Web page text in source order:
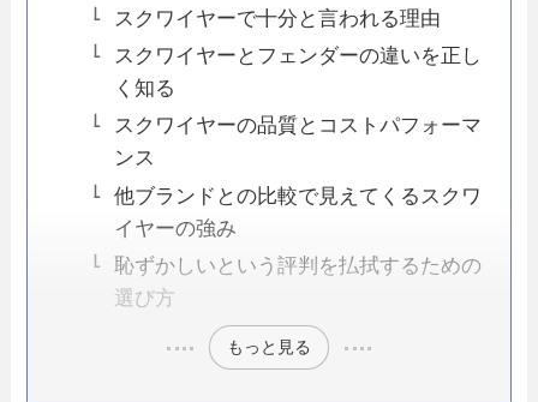
スクワイヤーで十分と言われる理由
スクワイヤーとフェンダーの違いを正し
く知る
スクワイヤーの品質とコストパフォーマ
ンス
他ブランドとの比較で見えてくるスクワ
イヤーの強み
恥ずかしいという評判を払拭するための
選び方
もっと見る